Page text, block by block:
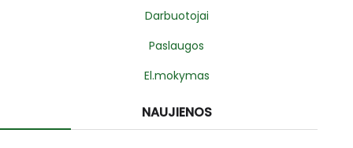
Darbuotojai
Paslaugos
El.mokymas
NAUJIENOS